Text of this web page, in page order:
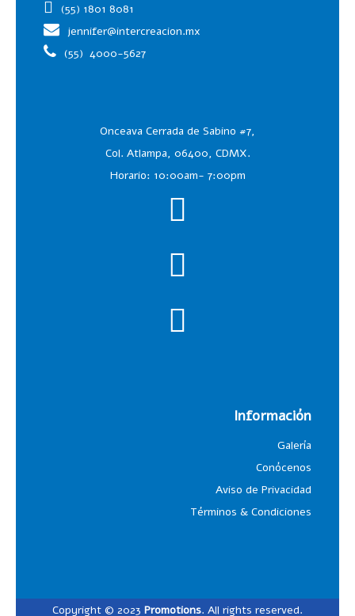
(55) 1801 8081
jennifer@intercreacion.mx
(55) 4000-5627
Onceava Cerrada de Sabino #7,
Col. Atlampa, 06400, CDMX.
Horario: 10:00am- 7:00pm
Información
Galería
Conócenos
Aviso de Privacidad
Términos & Condiciones
Copyright © 2023 Promotions. All rights reserved.